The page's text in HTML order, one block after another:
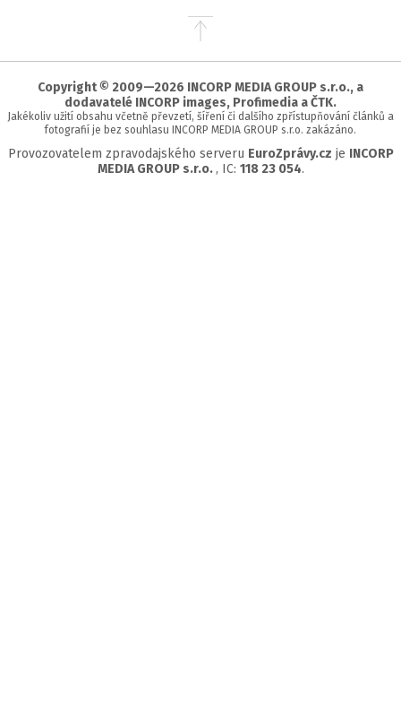
Přejít
stránky
Copyright © 2009—2026 INCORP MEDIA GROUP s.r.o., a
dodavatelé INCORP images, Profimedia a ČTK.
Jakékoliv užití obsahu včetně převzetí, šíření či dalšího zpřístupňování článků a
fotografií je bez souhlasu INCORP MEDIA GROUP s.r.o. zakázáno.
Provozovatelem zpravodajského serveru EuroZprávy.cz je INCORP
MEDIA GROUP s.r.o. , IC: 118 23 054.